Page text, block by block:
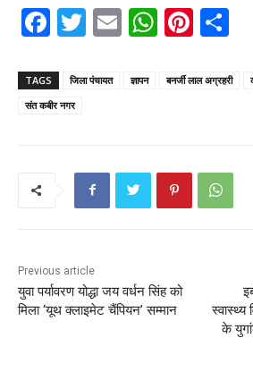
F
a
c
e
T
w
itt
E
m
ai
W
h
a
p
p
Pi
nt
er
TAGS जिला पंचायत ज्ञापन बनर्जी लाल अग्रहरी
संत कबीर नगर
Previous article
युवा पर्यावरण योद्धा जय वर्धन सिंह को
मिला ‘यूथ क्लाइमेट चैंपियन’ सम्मान
स्वास्थ्य
के